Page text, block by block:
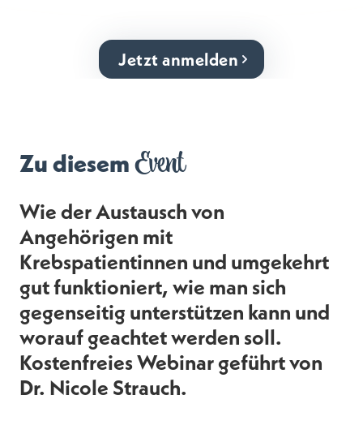
Jetzt anmelden
Zu diesemEvent
Wie der Austausch von
Angehörigen mit
Krebspatientinnen und umgekehrt
gut funktioniert, wie man sich
gegenseitig unterstützen kann und
worauf geachtet werden soll.
Kostenfreies Webinar geführt von
Dr. Nicole Strauch.